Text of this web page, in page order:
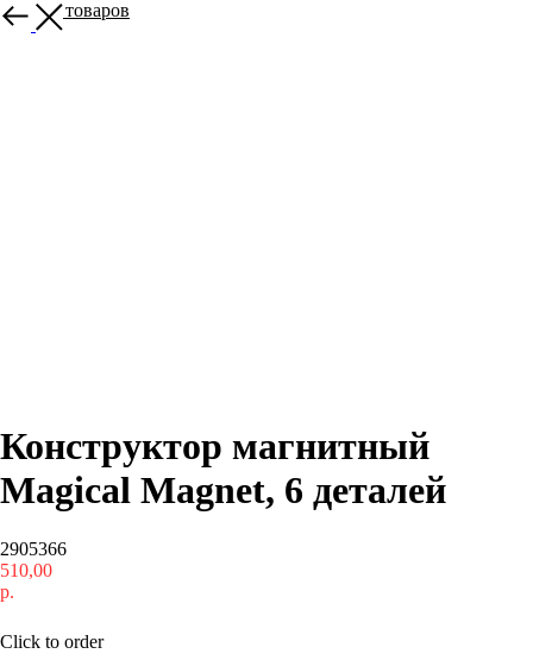
Больше товаров
Конструктор магнитный
Magical Magnet, 6 деталей
2905366
510,00
р.
Click to order